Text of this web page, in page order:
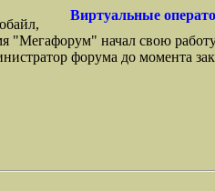
Виртуальные
начал свою
форума до момента